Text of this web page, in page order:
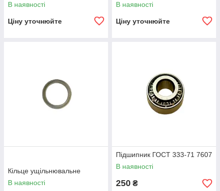
В наявності
Ціну уточнюйте
В наявності
Ціну уточнюйте
Кільце ущільнювальне
В наявності
Підшипник ГОСТ 333-71 7607
В наявності
250 ₴